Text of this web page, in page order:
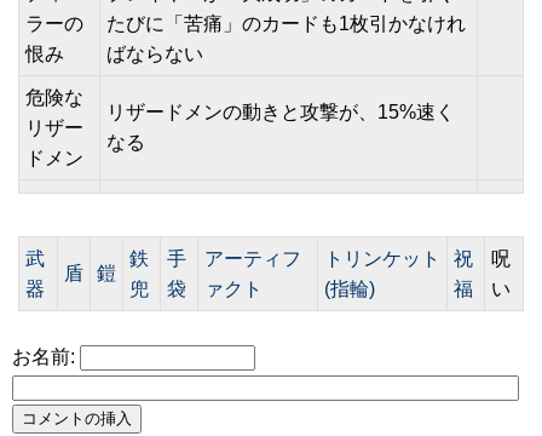
ラーの
恨み
たびに「苦痛」のカードも1枚引かなけれ
ばならない
危険な
リザー
ドメン
リザードメンの動きと攻撃が、15%速く
なる
武
器
盾 鎧
鉄
兜
手
袋
アーティフ
ァクト
トリンケット
(指輪)
祝
福
呪
い
お名前: